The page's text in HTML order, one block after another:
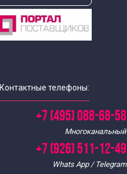
Контактные телефоны:
+7 (495) 088-68-58
Многоканальный
+7 (926) 511-12-49
Whats App / Telegram